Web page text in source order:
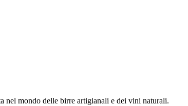
nel mondo delle birre artigianali e dei vini naturali.